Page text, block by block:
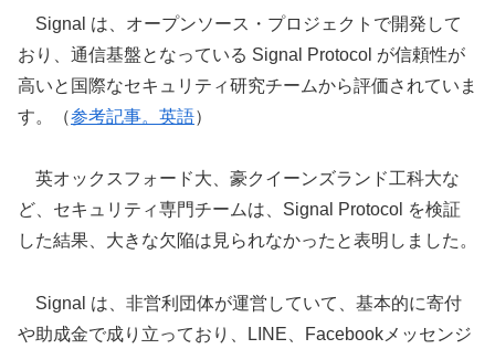
Signal は、オープンソース・プロジェクトで開発して
おり、通信基盤となっている Signal Protocol が信頼性が
高いと国際なセキュリティ研究チームから評価されていま
す。（参考記事。英語）
英オックスフォード大、豪クイーンズランド工科大な
ど、セキュリティ専門チームは、Signal Protocol を検証
した結果、大きな欠陥は見られなかったと表明しました。
Signal は、非営利団体が運営していて、基本的に寄付
や助成金で成り立っており、LINE、Facebookメッセンジ